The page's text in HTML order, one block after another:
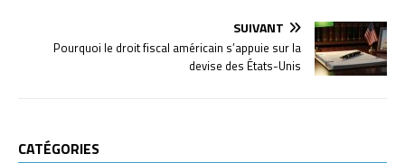
SUIVANT
Pourquoi le droit fiscal américain s’appuie sur la
devise des États-Unis
CATÉGORIES